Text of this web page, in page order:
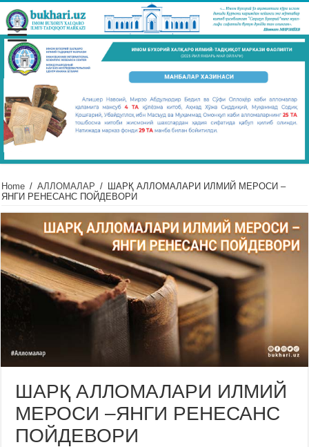
Home / АЛЛОМАЛАР /
ШАРҚ АЛЛОМАЛАРИ ИЛМИЙ МЕРОСИ –
ЯНГИ РЕНЕСАНС ПОЙДЕВОРИ
ШАРҚ АЛЛОМАЛАРИ ИЛМИЙ
МЕРОСИ –ЯНГИ РЕНЕСАНС
ПОЙДЕВОРИ